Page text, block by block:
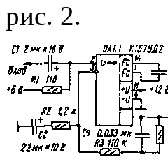
рис. 2.